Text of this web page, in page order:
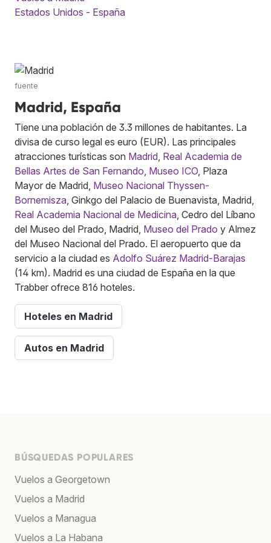
Estados Unidos - España
fuente
Madrid, España
Tiene una población de 3.3 millones de habitantes. La
divisa de curso legal es euro (EUR). Las principales
atracciones turísticas son Madrid Real Academia de
Bellas Artes de San Fernando Museo ICO , Plaza
Mayor de Madrid, Museo Nacional Thyssen-
Bornemisza , Ginkgo del Palacio de Buenavista, Madrid,
Real Academia Nacional de Medicina , Cedro del Líbano
del Museo del Prado, Madrid, Museo del Prado y Almez
del Museo Nacional del Prado. El aeropuerto que da
servicio a la ciudad es Adolfo Suárez Madrid-Barajas
(14 km). Madrid es una ciudad de España en la que
Trabber ofrece 816 hoteles.
Hoteles en Madrid
Autos en Madrid
BÚSQUEDAS POPULARES
Vuelos a Georgetown
Vuelos a Madrid
Vuelos a Managua
Vuelos a La Habana